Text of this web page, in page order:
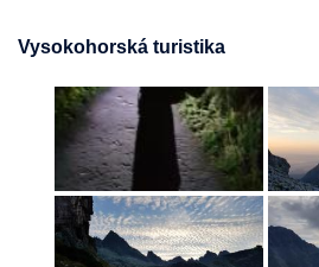
Vysokohorská turistika